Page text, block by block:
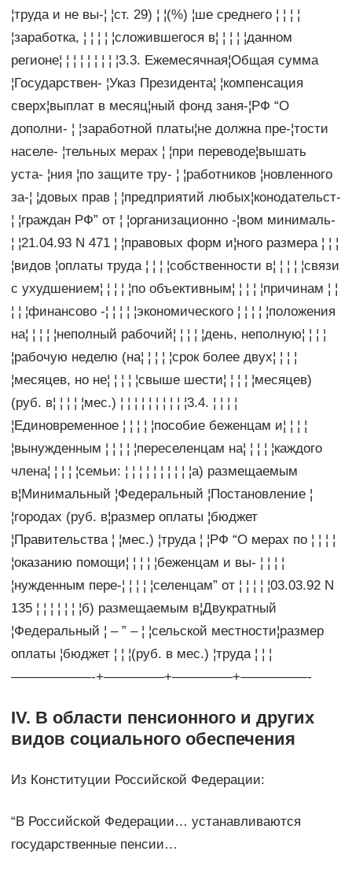
¦труда и не вы-¦ ¦ст. 29) ¦ ¦(%) ¦ше среднего ¦ ¦ ¦ ¦
¦заработка, ¦ ¦ ¦ ¦ ¦сложившегося в¦ ¦ ¦ ¦ ¦данном
регионе¦ ¦ ¦ ¦ ¦ ¦ ¦ ¦ ¦3.3. Ежемесячная¦Общая сумма
¦Государствен- ¦Указ Президента¦ ¦компенсация
сверх¦выплат в месяц¦ный фонд заня-¦РФ “О
дополни- ¦ ¦заработной платы¦не должна пре-¦тости
населе- ¦тельных мерах ¦ ¦при переводе¦вышать
уста- ¦ния ¦по защите тру- ¦ ¦работников ¦новленного
за-¦ ¦довых прав ¦ ¦предприятий любых¦конодательст-
¦ ¦граждан РФ” от ¦ ¦организационно -¦вом минималь-
¦ ¦21.04.93 N 471 ¦ ¦правовых форм и¦ного размера ¦ ¦ ¦
¦видов ¦оплаты труда ¦ ¦ ¦ ¦собственности в¦ ¦ ¦ ¦ ¦связи
с ухудшением¦ ¦ ¦ ¦ ¦по объективным¦ ¦ ¦ ¦ ¦причинам ¦ ¦
¦ ¦ ¦финансово -¦ ¦ ¦ ¦ ¦экономического ¦ ¦ ¦ ¦ ¦положения
на¦ ¦ ¦ ¦ ¦неполный рабочий¦ ¦ ¦ ¦ ¦день, неполную¦ ¦ ¦ ¦
¦рабочую неделю (на¦ ¦ ¦ ¦ ¦срок более двух¦ ¦ ¦ ¦
¦месяцев, но не¦ ¦ ¦ ¦ ¦свыше шести¦ ¦ ¦ ¦ ¦месяцев)
(руб. в¦ ¦ ¦ ¦ ¦мес.) ¦ ¦ ¦ ¦ ¦ ¦ ¦ ¦ ¦ ¦3.4. ¦ ¦ ¦ ¦
¦Единовременное ¦ ¦ ¦ ¦ ¦пособие беженцам и¦ ¦ ¦ ¦
¦вынужденным ¦ ¦ ¦ ¦ ¦переселенцам на¦ ¦ ¦ ¦ ¦каждого
члена¦ ¦ ¦ ¦ ¦семьи: ¦ ¦ ¦ ¦ ¦ ¦ ¦ ¦ ¦ ¦а) размещаемым
в¦Минимальный ¦Федеральный ¦Постановление ¦
¦городах (руб. в¦размер оплаты ¦бюджет
¦Правительства ¦ ¦мес.) ¦труда ¦ ¦РФ “О мерах по ¦ ¦ ¦ ¦
¦оказанию помощи¦ ¦ ¦ ¦ ¦беженцам и вы- ¦ ¦ ¦ ¦
¦нужденным пере-¦ ¦ ¦ ¦ ¦селенцам” от ¦ ¦ ¦ ¦ ¦03.03.92 N
135 ¦ ¦ ¦ ¦ ¦ ¦ ¦б) размещаемым в¦Двукратный
¦Федеральный ¦ – ” – ¦ ¦сельской местности¦размер
оплаты ¦бюджет ¦ ¦ ¦(руб. в мес.) ¦труда ¦ ¦ ¦
——————-+————–+————–+—————-
IV. В области пенсионного и других
видов социального обеспечения
Из Конституции Российской Федерации:
“В Российской Федерации… устанавливаются
государственные пенсии…